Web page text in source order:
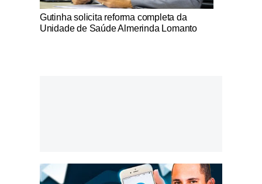
Notícias Católicas
Gutinha solicita reforma completa da
Unidade de Saúde Almerinda Lomanto